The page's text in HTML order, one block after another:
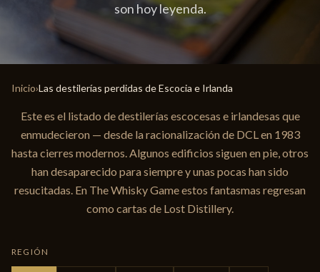
son hoy leyenda.
Inicio›Las destilerías perdidas de Escocia e Irlanda
Este es el listado de destilerías escocesas e irlandesas que
enmudecieron — desde la racionalización de DCL en 1983
hasta cierres modernos. Algunos edificios siguen en pie, otros
han desaparecido para siempre y unas pocas han sido
resucitadas. En The Whisky Game estos fantasmas regresan
como cartas de Lost Distillery.
REGIÓN